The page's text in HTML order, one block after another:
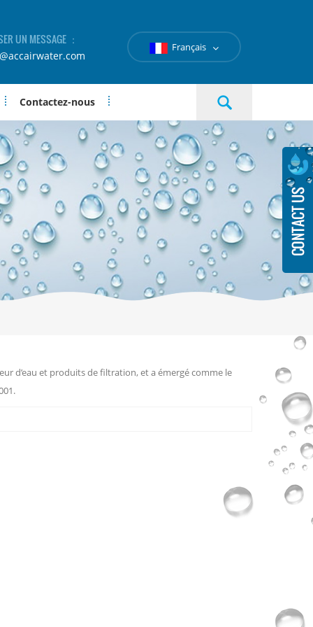
UN MESSAGE ：
Français
Contactez-nous
d’eau et produits de filtration, et a émergé comme le